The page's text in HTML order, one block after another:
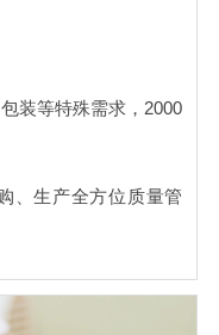
装等特殊需求，2000
、生产全方位质量管